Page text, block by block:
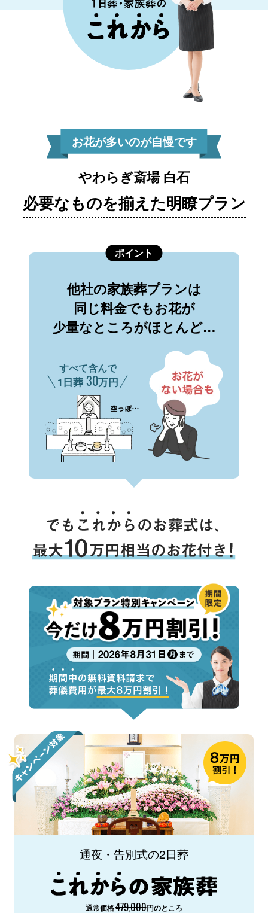
お花が多いのが自慢です
やわらぎ斎場 白石
必要なものを揃えた明瞭プラン
ポイント
他社の家族葬プランは
同じ料金でもお花が
少量なところがほとんど…
すべて含んで
1日葬 30万円
通夜・告別式の2日葬
通常価格479,000円のところ